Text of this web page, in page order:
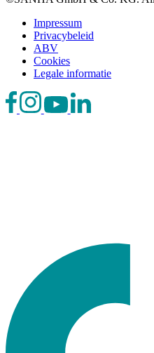
Impressum
Privacybeleid
ABV
Cookies
Legale informatie